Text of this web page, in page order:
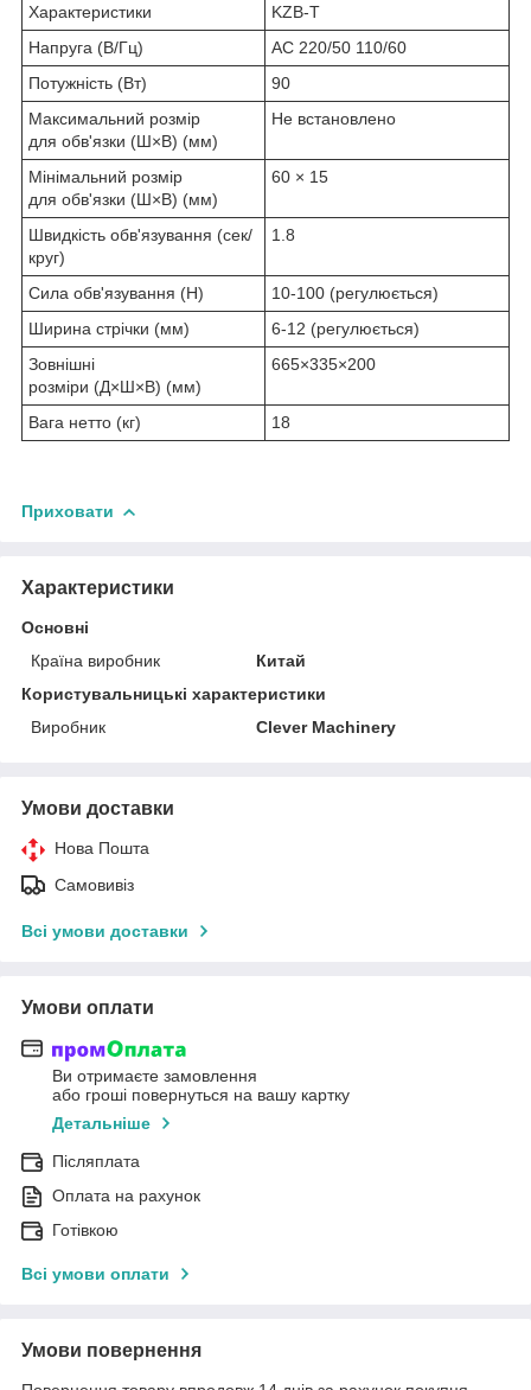
Характеристики
KZB-T
Напруга (В/Гц)
AC 220/50 110/60
Потужність (Вт)
90
Максимальний розмір
для обв'язки (Ш×В) (мм)
Не встановлено
Мінімальний розмір
для обв'язки (Ш×В) (мм)
60 × 15
Швидкість обв'язування (сек/
круг)
1.8
Сила обв'язування (Н)
10-100 (регулюється)
Ширина стрічки (мм)
6-12 (регулюється)
Зовнішні
розміри (Д×Ш×В) (мм)
665×335×200
Вага нетто (кг) 18
Приховати
Характеристики
Основні
Країна виробник
Китай
Користувальницькі характеристики
Виробник
Clever Machinery
Умови доставки
Нова Пошта
Самовивіз
Всі умови доставки
Умови оплати
Ви отримаєте замовлення
або гроші повернуться на вашу картку
Детальніше
Післяплата
Оплата на рахунок
Готівкою
Всі умови оплати
Умови повернення